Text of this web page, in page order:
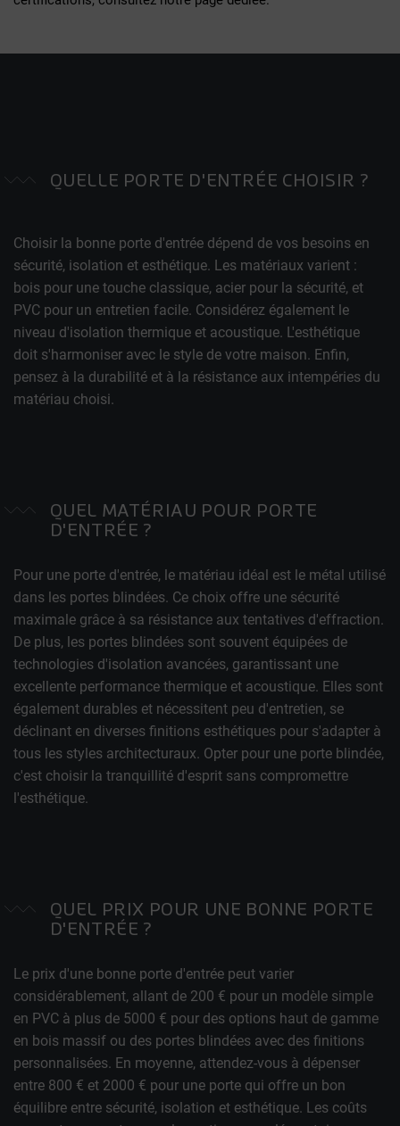
QUELLE PORTE D'ENTRÉE CHOISIR ?
Choisir la bonne porte d'entrée dépend de vos besoins en
sécurité, isolation et esthétique. Les matériaux varient :
bois pour une touche classique, acier pour la sécurité, et
PVC pour un entretien facile. Considérez également le
niveau d'isolation thermique et acoustique. L'esthétique
doit s'harmoniser avec le style de votre maison. Enfin,
pensez à la durabilité et à la résistance aux intempéries du
matériau choisi.
QUEL MATÉRIAU POUR PORTE
D'ENTRÉE ?
Pour une porte d'entrée, le matériau idéal est le métal utilisé
dans les portes blindées. Ce choix offre une sécurité
maximale grâce à sa résistance aux tentatives d'effraction.
De plus, les portes blindées sont souvent équipées de
technologies d'isolation avancées, garantissant une
excellente performance thermique et acoustique. Elles sont
également durables et nécessitent peu d'entretien, se
déclinant en diverses finitions esthétiques pour s'adapter à
tous les styles architecturaux. Opter pour une porte blindée,
c'est choisir la tranquillité d'esprit sans compromettre
l'esthétique.
QUEL PRIX POUR UNE BONNE PORTE
D'ENTRÉE ?
Le prix d'une bonne porte d'entrée peut varier
considérablement, allant de 200 € pour un modèle simple
en PVC à plus de 5000 € pour des options haut de gamme
en bois massif ou des portes blindées avec des finitions
personnalisées. En moyenne, attendez-vous à dépenser
entre 800 € et 2000 € pour une porte qui offre un bon
équilibre entre sécurité, isolation et esthétique. Les coûts